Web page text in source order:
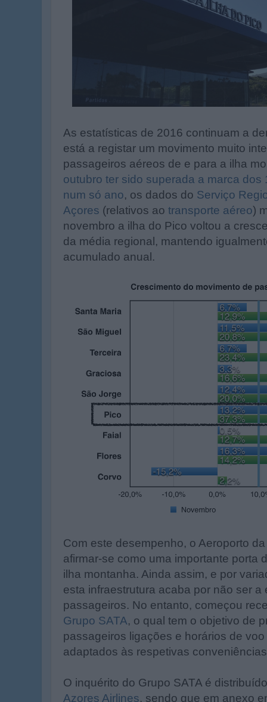
As estatísticas de 2016 continuam a
está a registar um movimento muito
passageiros aéreos de e para a ilha
outubro ter sido superada a marca
num só ano, os dados do Serviço
Açores (relativos ao transporte aéreo)
novembro a ilha do Pico voltou a
da média regional, mantendo
acumulado anual.
Com este desempenho, o Aeroporto
afirmar-se como uma importante porta
ilha montanha. Ainda assim, e por
esta infraestrutura acaba por não ser a
passageiros. No entanto, começou
Grupo SATA, o qual tem o objetivo de
passageiros ligações e horários de
adaptados às respetivas
O inquérito do Grupo SATA é
Azores Airlines, sendo que em anexo